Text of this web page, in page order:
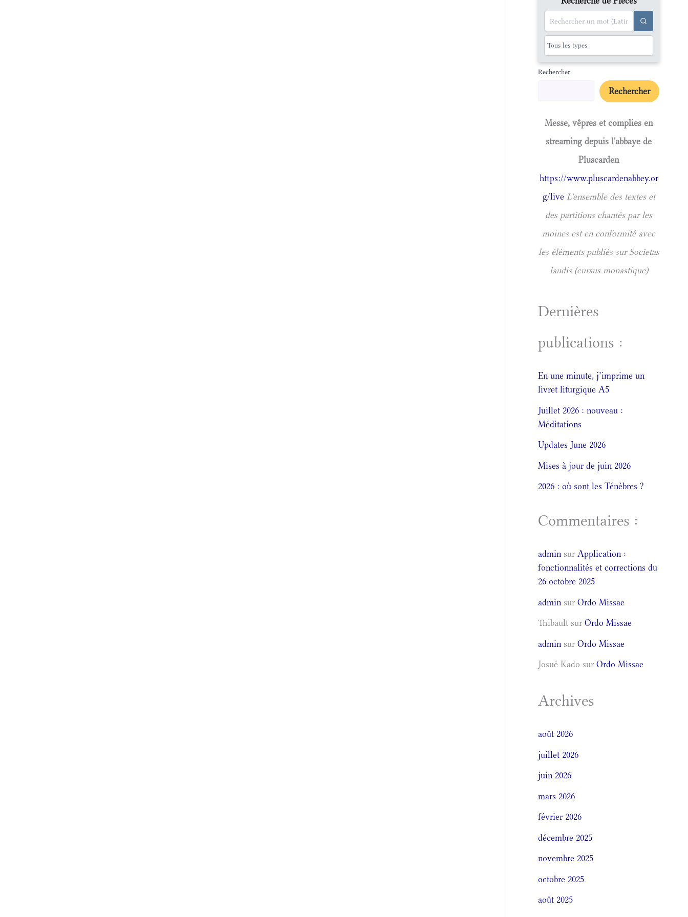
Rechercher
Rechercher
Messe, vêpres et complies en
streaming depuis l'abbaye de
Pluscarden
https://www.pluscardenabbey.or
g/live L'ensemble des textes et
des partitions chantés par les
moines est en conformité avec
les éléments publiés sur Societas
laudis (cursus monastique)
Dernières
publications :
En une minute, j’imprime un
livret liturgique A5
Juillet 2026 : nouveau :
Méditations
Updates June 2026
Mises à jour de juin 2026
2026 : où sont les Ténèbres ?
Commentaires :
admin surApplication :
fonctionnalités et corrections du
26 octobre 2025
admin surOrdo Missae
Thibault surOrdo Missae
admin surOrdo Missae
Josué Kado surOrdo Missae
Archives
août 2026
juillet 2026
juin 2026
mars 2026
février 2026
décembre 2025
novembre 2025
octobre 2025
août 2025